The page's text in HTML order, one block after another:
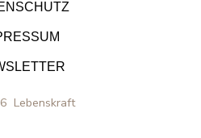
Tab
öffnen
Tab
Lebenskraft